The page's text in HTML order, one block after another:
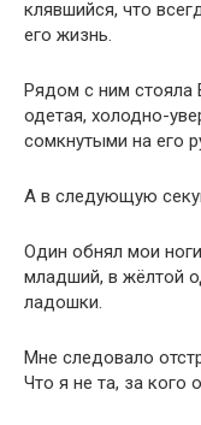
клявшийся, что
его жизнь.
Рядом с ним стояла
одетая, холодно-
сомкнутыми на его
А в следующую
Один обнял мои
младший, в жёлтой
ладошки.
Мне следовало
Что я не та, за кого